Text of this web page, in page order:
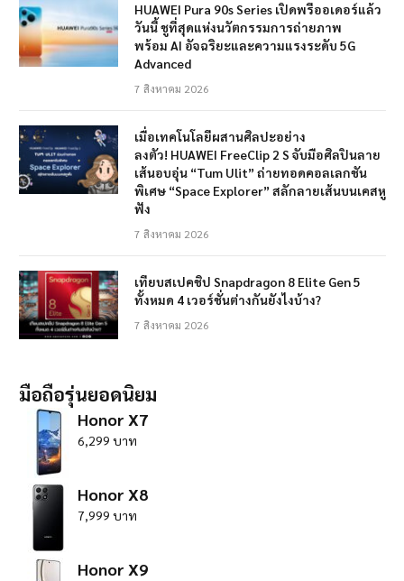
HUAWEI Pura 90s Series เปิดพรีออเดอร์แล้ว
วันนี้ ชูที่สุดแห่งนวัตกรรมการถ่ายภาพ
พร้อม AI อัจฉริยะและความแรงระดับ 5G
Advanced
7 สิงหาคม 2026
เมื่อเทคโนโลยีผสานศิลปะอย่าง
ลงตัว! HUAWEI FreeClip 2 S จับมือศิลปินลาย
เส้นอบอุ่น “Tum Ulit” ถ่ายทอดคอลเลกชัน
พิเศษ “Space Explorer” สลักลายเส้นบนเคสหู
ฟัง
7 สิงหาคม 2026
เทียบสเปคชิป Snapdragon 8 Elite Gen 5
ทั้งหมด 4 เวอร์ชั่นต่างกันยังไงบ้าง?
7 สิงหาคม 2026
มือถือรุ่นยอดนิยม
Honor X7
6,299 บาท
Honor X8
7,999 บาท
Honor X9